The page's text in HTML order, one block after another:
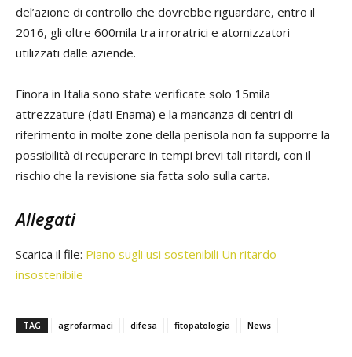
del’azione di controllo che dovrebbe riguardare, entro il
2016, gli oltre 600mila tra irroratrici e atomizzatori
utilizzati dalle aziende.
Finora in Italia sono state verificate solo 15mila
attrezzature (dati Enama) e la mancanza di centri di
riferimento in molte zone della penisola non fa supporre la
possibilità di recuperare in tempi brevi tali ritardi, con il
rischio che la revisione sia fatta solo sulla carta.
Allegati
Scarica il file: Piano sugli usi sostenibili Un ritardo
insostenibile
TAG agrofarmaci difesa fitopatologia News